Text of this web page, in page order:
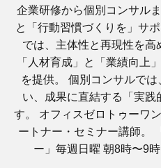
企業研修から個別コンサル
と「行動習慣づくりを」サ
では、主体性と再現性を高
「人材育成」と「業績向上
を提供。 個別コンサルで
い、成果に直結する「実践
す。 オフィスゼロトゥーワ
ートナー・セミナー講師。
ー」毎週日曜 朝8時〜9